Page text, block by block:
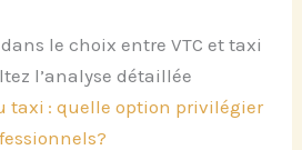
le choix entre VTC et taxi
l’analyse détaillée
taxi : quelle option privilégier